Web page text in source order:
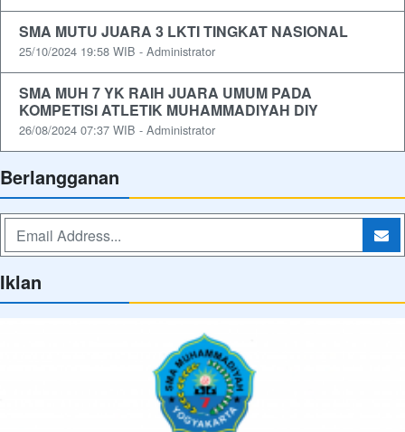
SMA MUTU JUARA 3 LKTI TINGKAT NASIONAL
25/10/2024 19:58 WIB - Administrator
SMA MUH 7 YK RAIH JUARA UMUM PADA
KOMPETISI ATLETIK MUHAMMADIYAH DIY
26/08/2024 07:37 WIB - Administrator
Berlangganan
Iklan